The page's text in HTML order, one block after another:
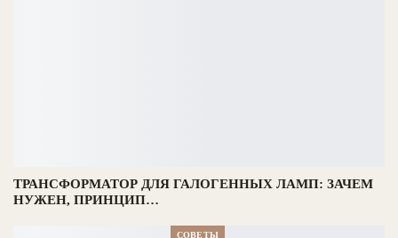
ТРАНСФОРМАТОР ДЛЯ ГАЛОГЕННЫХ ЛАМП: ЗАЧЕМ
НУЖЕН, ПРИНЦИП…
СОВЕТЫ